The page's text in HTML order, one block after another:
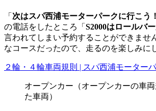
「 次はスパ西浦モーターパークに行こう！
の電話をしたところ「 S2000はロールバ
言われてしまい予約することができませ
なコースだったので、走るのを楽しみに
２輪・４輪車両規則 | スパ西浦モーター
オープンカー（オープンカーの車
た車両）